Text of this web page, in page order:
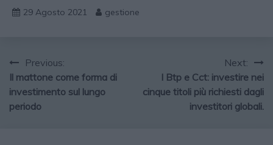
29 Agosto 2021 gestione
Previous:
Il mattone come forma di
investimento sul lungo
periodo
Next:
I Btp e Cct: investire nei
cinque titoli più richiesti dagli
investitori globali.